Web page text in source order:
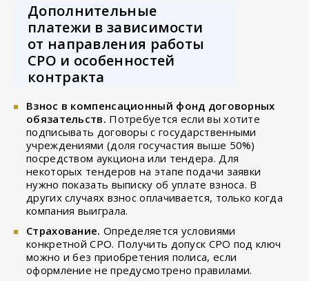
Дополнительные
платежи в зависимости
от направления работы
СРО и особенностей
контракта
Взнос в компенсационный фонд договорных
обязательств. Потребуется если вы хотите
подписывать договоры с государственными
учреждениями (доля госучастия выше 50%)
посредством аукциона или тендера. Для
некоторых тендеров на этапе подачи заявки
нужно показать выписку об уплате взноса. В
других случаях взнос оплачивается, только когда
компания выиграла.
Страхование. Определяется условиями
конкретной СРО. Получить допуск СРО под ключ
можно и без приобретения полиса, если
оформление не предусмотрено правилами.